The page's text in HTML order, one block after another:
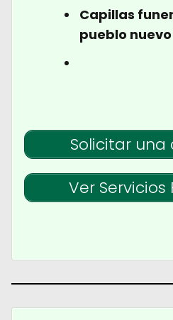
Capillas
pueblo nuevo
Solicitar una
Ver Servicios